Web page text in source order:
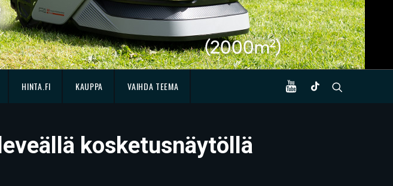
HINTA.FI KAUPPA VAIHDA TEEMA
kosketusnäytöllä